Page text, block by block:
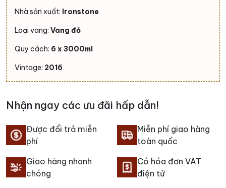
Nhà sản xuất: Ironstone
Loại vang: Vang đỏ
Quy cách: 6 x 3000ml
Vintage: 2016
Nhận ngay các ưu đãi hấp dẫn!
Được đổi trả miễn
phí
Miễn phí giao hàng
toàn quốc
Giao hàng nhanh
chóng
Có hóa đơn VAT
điện tử